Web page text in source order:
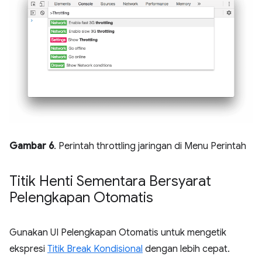
Gambar 6. Perintah throttling jaringan di Menu Perintah
Titik Henti Sementara Bersyarat
Pelengkapan Otomatis
Gunakan UI Pelengkapan Otomatis untuk mengetik
ekspresi Titik Break Kondisional dengan lebih cepat.